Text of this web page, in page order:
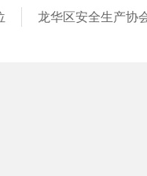
龙华区安全生产协